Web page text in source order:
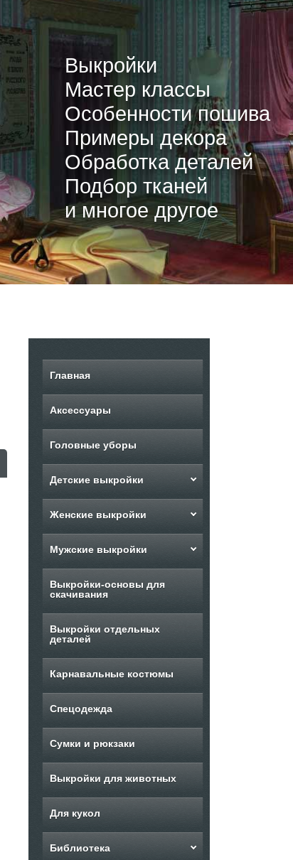
Выкройки
Мастер классы
Особенности пошива
Примеры декора
Обработка деталей
Подбор тканей
и многое другое
Главная
Аксессуары
Головные уборы
Детские выкройки
Женские выкройки
Мужские выкройки
Выкройки-основы для
скачивания
Выкройки отдельных
деталей
Карнавальные костюмы
Спецодежда
Сумки и рюкзаки
Выкройки для животных
Для кукол
Библиотека